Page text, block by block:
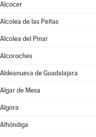
Alcocer
Alcolea de las Peñas
Alcolea del Pinar
Alcoroches
Aldeanueva de Guadalajara
Algar de Mesa
Algora
Alhóndiga